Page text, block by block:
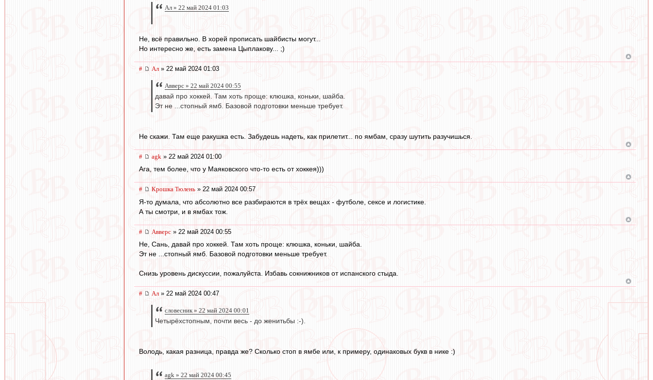
Ал » 22 май 2024 01:03
Не, всё правильно. В хорей прописать шайбисты могут...
Но интересно же, есть замена Цыплакову... ;)
# Ал » 22 май 2024 01:03
Авверс » 22 май 2024 00:55
давай про хоккей. Там хоть проще: клюшка, коньки, шайба.
Эт не ...стопный ямб. Базовой подготовки меньше требует.
Не скажи. Там еще ракушка есть. Забудешь надеть, как прилетит... по ямбам, сразу шутить разучишься.
# agk » 22 май 2024 01:00
Ага, тем более, что у Маяковского что-то есть от хоккея)))
# Крошка Тюлень » 22 май 2024 00:57
Я-то думала, что абсолютно все разбираются в трёх вещах - футболе, сексе и логистике.
А ты смотри, и в ямбах тож.
# Авверс » 22 май 2024 00:55
Не, Сань, давай про хоккей. Там хоть проще: клюшка, коньки, шайба.
Эт не ...стопный ямб. Базовой подготовки меньше требует.
Снизь уровень дискуссии, пожалуйста. Избавь сокнижников от испанского стыда.
# Ал » 22 май 2024 00:47
словесник » 22 май 2024 00:01
Четырёхстопным, почти весь - до женитьбы :-).
Володь, какая разница, правда же? Сколько стоп в ямбе или, к примеру, одинаковых букв в нике :)
agk » 22 май 2024 00:45